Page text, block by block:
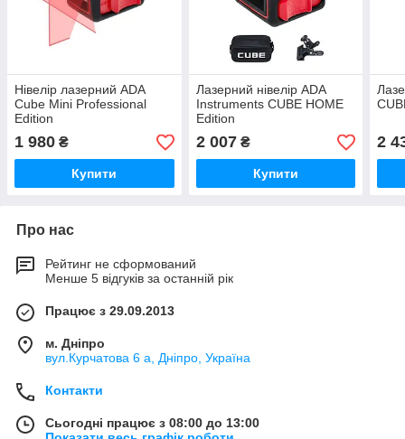
Нівелір лазерний ADA
Cube Mini Professional
Edition
1 980 ₴
Купити
Лазерний нівелір ADA
Instruments CUBE HOME
Edition
2 007₴
Купити
2
Про нас
Рейтинг не сформований
Менше 5 відгуків за останній рік
Працює з 29.09.2013
м. Дніпро
вул.Курчатова 6 а, Дніпро, Україна
Контакти
Сьогодні працює з 08:00 до 13:00